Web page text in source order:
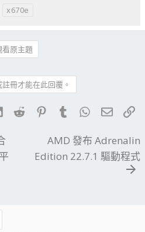
x670e
看原主題
冊才能在此回覆。
LinkedIn
Reddit PinterestTumblrWhatsApp
電子
AMD 發布 Adrenalin
Edition 22.7.1 驅動程式